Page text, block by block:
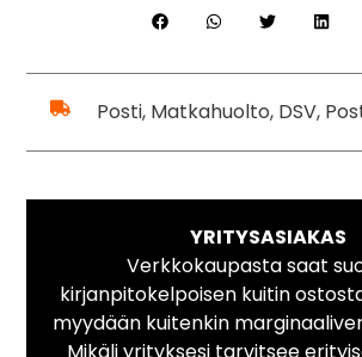
Posti, Matkahuolto, DSV,
YRITYSASIAKAS
Verkkokaupasta saat
kirjanpitokelpoisen kuitin
myydään kuitenkin
Mikäli yrityksesi tarvitsee